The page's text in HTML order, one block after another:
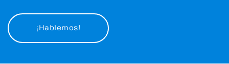
¡Hablemos!